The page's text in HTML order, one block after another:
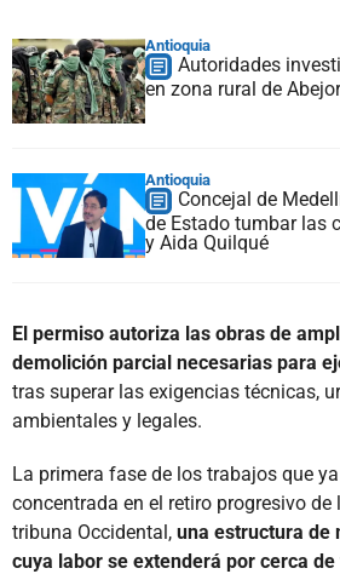
Antioquia
Autoridades
en zona rural de
Antioquia
Concejal de
de Estado tumbar las
y Aida Quilqué
El permiso autoriza las obras de
demolición parcial necesarias para
tras superar las exigencias técnicas,
ambientales y legales.
La primera fase de los trabajos que
concentrada en el retiro progresivo de
tribuna Occidental, una estructura de
cuya labor se extenderá por cerca